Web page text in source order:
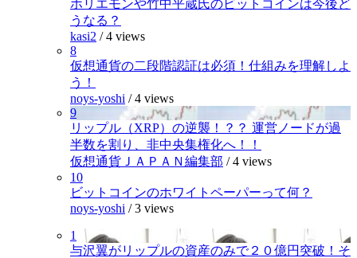
ホリエモンや竹中平蔵氏のビットコインは今後ど
うなる？
kasi2 /4 views
8
仮想通貨の二段階認証は必須！仕組みを理解しよ
う！
noys-yoshi /4 views
9
リップル（XRP）の逆襲！？？ 運営ノードが過
半数を割り、非中央集権化へ！！
仮想通貨ＪＡＰＡＮ編集部 /4 views
10
ビットコインのホワイトペーパーって何？
noys-yoshi /3 views
1
与沢翼がリップルの資産のみで２０億円突破！そ